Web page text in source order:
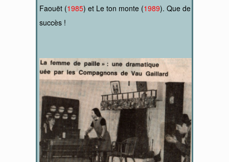
Faouët (1985) et Le ton monte (1989). Que de
succès !